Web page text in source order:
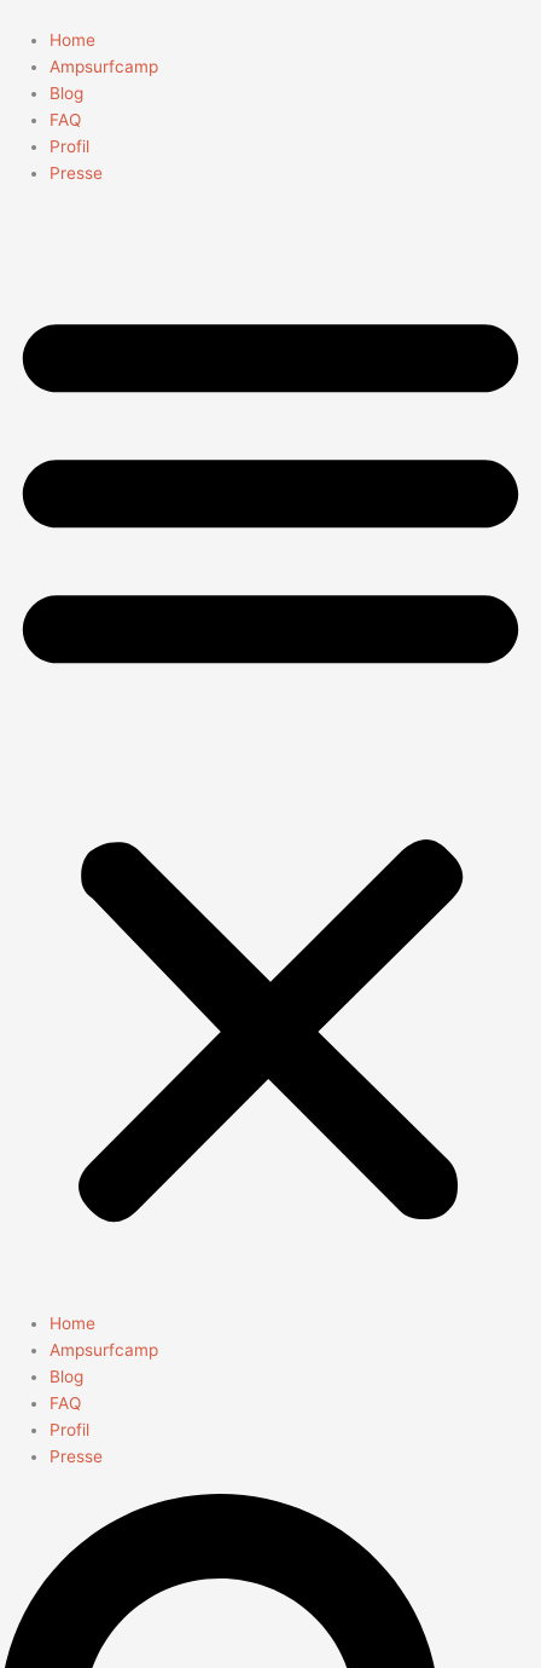
Inhalt
springen
Home
Ampsurfcamp
Blog
FAQ
Profil
Presse
Home
Ampsurfcamp
Blog
FAQ
Profil
Presse
nach: